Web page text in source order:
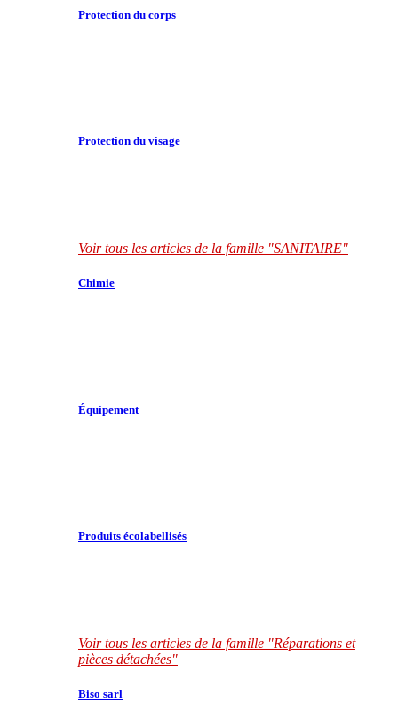
Protection du corps
Protection du visage
Voir tous les articles de la famille "SANITAIRE"
Chimie
Équipement
Produits écolabellisés
Voir tous les articles de la famille "Réparations et
pièces détachées"
Biso sarl